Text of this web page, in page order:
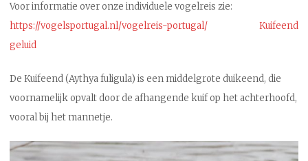
Voor informatie over onze individuele vogelreis zie:
https://vogelsportugal.nl/vogelreis-portugal/
Kuifeend
geluid
De Kuifeend (Aythya fuligula) is een middelgrote duikeend, die
voornamelijk opvalt door de afhangende kuif op het achterhoofd,
vooral bij het mannetje.